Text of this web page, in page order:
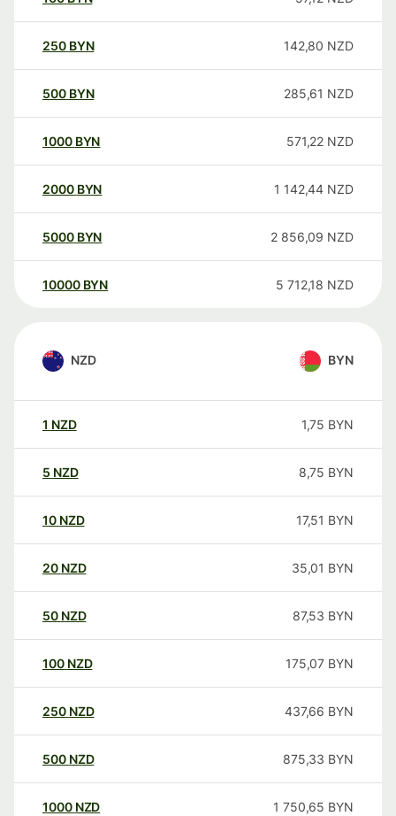
250 BYN 142,80 NZD
500 BYN 285,61 NZD
1000 BYN 571,22 NZD
2000 BYN 1 142,44 NZD
5000 BYN 2 856,09 NZD
10000 BYN 5 712,18 NZD
NZD BYN
1 NZD 1,75 BYN
5 NZD 8,75 BYN
10 NZD 17,51 BYN
20 NZD 35,01 BYN
50 NZD 87,53 BYN
100 NZD 175,07 BYN
250 NZD 437,66 BYN
500 NZD 875,33 BYN
1000 NZD 1 750,65 BYN